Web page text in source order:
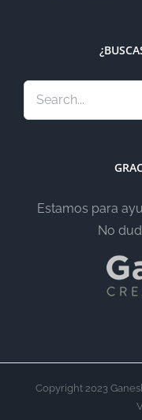
Estamos para
No
Copyright 2023